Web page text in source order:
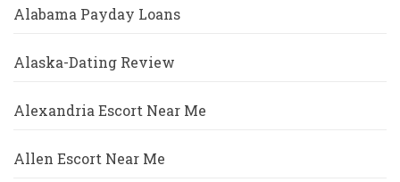
Alabama Payday Loans
Alaska-Dating Review
Alexandria Escort Near Me
Allen Escort Near Me